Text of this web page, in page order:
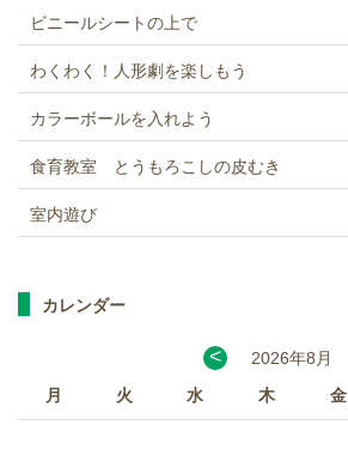
ビニールシートの上で
わくわく！人形劇を楽しもう
カラーボールを入れよう
食育教室 とうもろこしの皮むき
室内遊び
カレンダー
<
2026年8月
月
火 水 木 金